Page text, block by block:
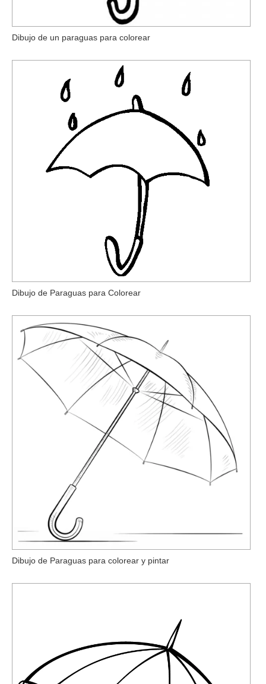
Dibujo de un paraguas para colorear
Dibujo de Paraguas para Colorear
Dibujo de Paraguas para colorear y pintar